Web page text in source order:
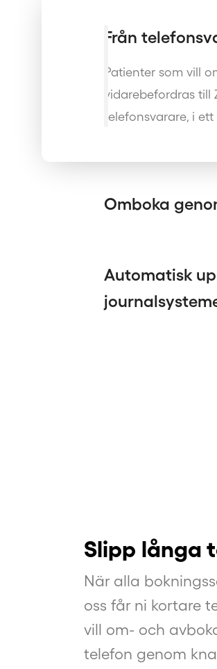
Från
Patienter som vill
vidarebefordras
telefonsvarare, i
Omboka
Automatisk
Slipp långa
När alla
oss får ni kortare
vill om- och
telefon genom